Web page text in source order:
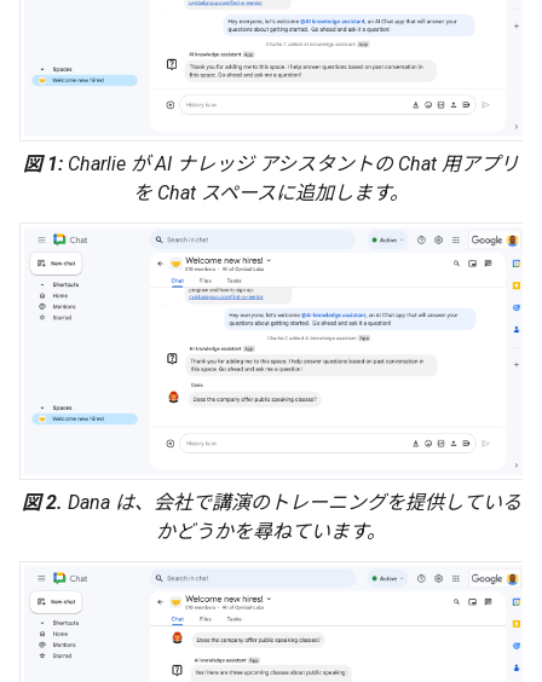
図 1: Charlie が AI ナレッジ アシスタントの Chat 用アプリ
を Chat スペースに追加します。
図 2. Dana は、会社で講演のトレーニングを提供している
かどうかを尋ねています。